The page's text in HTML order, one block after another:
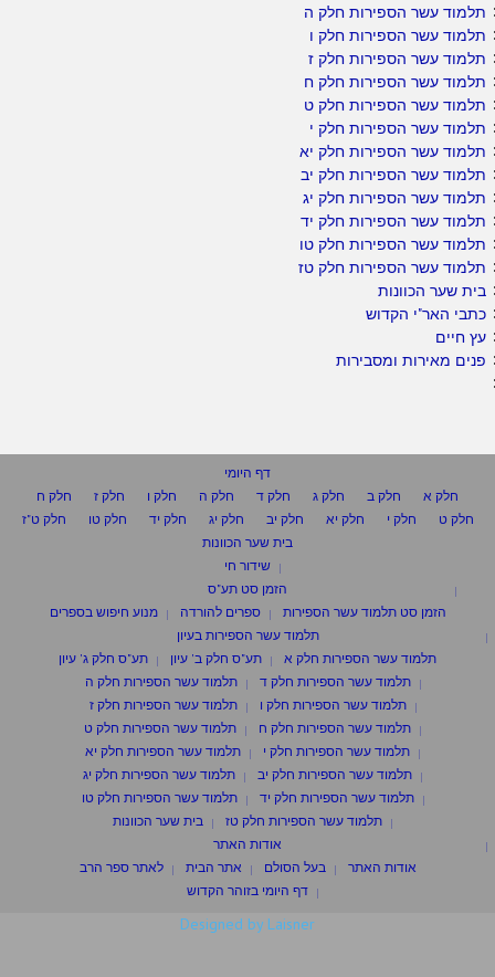
תלמוד עשר הספירות חלק ה
תלמוד עשר הספירות חלק ו
תלמוד עשר הספירות חלק ז
תלמוד עשר הספירות חלק ח
תלמוד עשר הספירות חלק ט
תלמוד עשר הספירות חלק י
תלמוד עשר הספירות חלק יא
תלמוד עשר הספירות חלק יב
תלמוד עשר הספירות חלק יג
תלמוד עשר הספירות חלק יד
תלמוד עשר הספירות חלק טו
תלמוד עשר הספירות חלק טז
בית שער הכוונות
כתבי האר"י הקדוש
עץ חיים
פנים מאירות ומסבירות
דף היומי
חלק א
חלק ב חלק ג חלק ד חלק ה חלק ו חלק ז
חלק ח
חלק ט
חלק י חלק יא חלק יב חלק יג חלק יד חלק טו
חלק ט"ז
בית שער הכוונות
שידור חי
הזמן סט תע"ס
הזמן סט תלמוד עשר הספירות
ספרים להורדה
מנוע חיפוש בספרים
תלמוד עשר הספירות בעיון
תלמוד עשר הספירות חלק א
תע"ס חלק ב' עיון
תע"ס חלק ג' עיון
תלמוד עשר הספירות חלק ד
תלמוד עשר הספירות חלק ה
תלמוד עשר הספירות חלק ו
תלמוד עשר הספירות חלק ז
תלמוד עשר הספירות חלק ח
תלמוד עשר הספירות חלק ט
תלמוד עשר הספירות חלק י
תלמוד עשר הספירות חלק יא
תלמוד עשר הספירות חלק יב
תלמוד עשר הספירות חלק יג
תלמוד עשר הספירות חלק יד
תלמוד עשר הספירות חלק טו
תלמוד עשר הספירות חלק טז
בית שער הכוונות
אודות האתר
אודות האתר
בעל הסולם אתר הבית
לאתר ספר הרב
דף היומי בזוהר הקדוש
Designed by Laisner